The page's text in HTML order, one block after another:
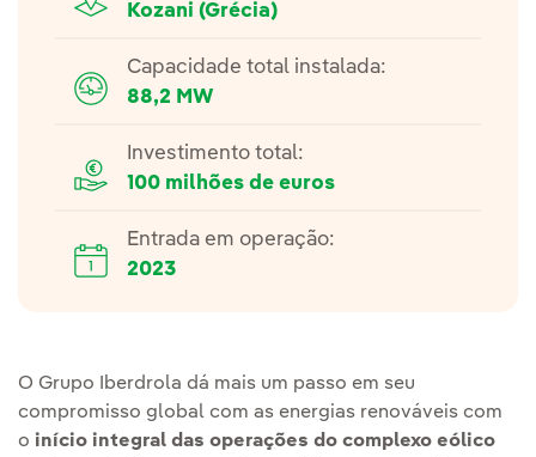
Kozani (Grécia)
Capacidade total instalada:
88,2 MW
Investimento total:
100 milhões de euros
Entrada em operação:
2023
O Grupo Iberdrola dá mais um passo em seu
compromisso global com as energias renováveis com
o início integral das operações do complexo eólico